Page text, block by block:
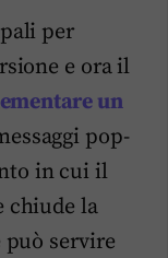
per
e ora il
un
pop-
in cui il
chiude la
può servire